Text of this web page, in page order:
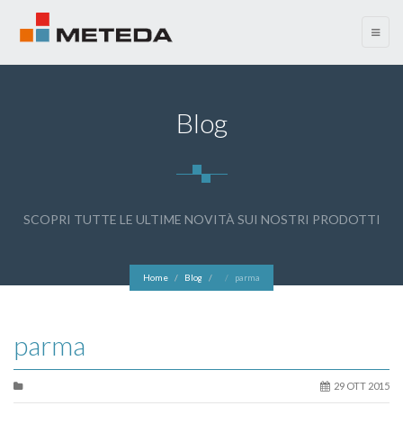
menu
Blog
SCOPRI TUTTE LE ULTIME NOVITÀ SUI NOSTRI PRODOTTI
Home Blog parma
parma
29 OTT 2015